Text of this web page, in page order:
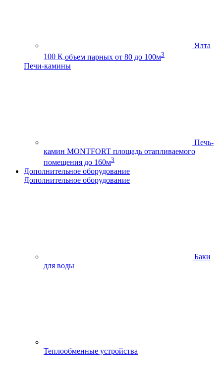
Ялта
100 К объем парных от 80 до 100м3
Печи-камины
Печь-
камин MONTFORT площадь отапливаемого
помещения до 160м3
Дополнительное оборудование
Дополнительное оборудование
Баки
для воды
Теплообменные устройства